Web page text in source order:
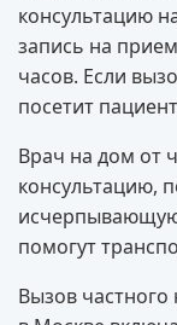
консультацию
запись на
часов. Если
посетит
Врач на дом от
консультацию,
помогут
Вызов